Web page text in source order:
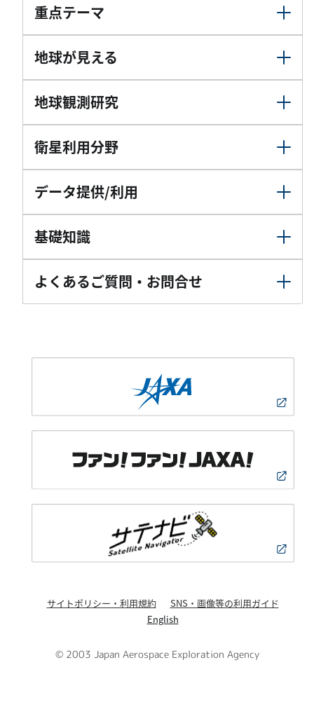
重点テーマ
地球が見える
地球観測研究
衛星利用分野
データ提供/利用
基礎知識
よくあるご質問・お問合せ
サイトポリシー・利用規約
SNS・画像等の利用ガイド
English
© 2003 Japan Aerospace Exploration Agency